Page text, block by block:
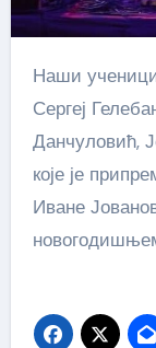
Наши ученици Стефан Иветић, Симона Машић,
Сергеј
Данчуловић,
које је
Иване